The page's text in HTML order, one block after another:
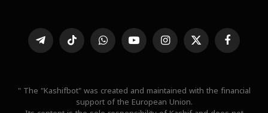
فيسبوك X
(Twitter)
الانستغراميوتيوب واتساب تيكتوك تيلقرام
" The "Kashifbot" was created and maintained with the financial
support of the European Union.